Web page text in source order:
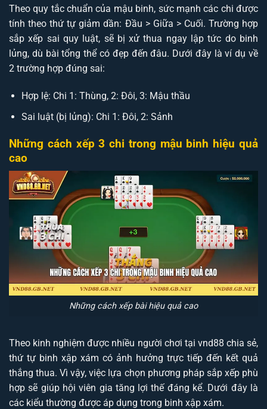
Theo quy tắc chuẩn của mậu binh, sức mạnh các chi được
tính theo thứ tự giảm dần: Đầu > Giữa > Cuối. Trường hợp
sắp xếp sai quy luật, sẽ bị xử thua ngay lập tức do binh
lủng, dù bài tổng thể có đẹp đến đâu. Dưới đây là ví dụ về
2 trường hợp đúng sai:
Hợp lệ: Chi 1: Thùng, 2: Đôi, 3: Mậu thầu
Sai luật (bị lủng): Chi 1: Đôi, 2: Sảnh
Những cách xếp 3 chi trong mậu binh hiệu quả
cao
Những cách xếp bài hiệu quả cao
Theo kinh nghiệm được nhiều người chơi tại vnd88 chia sẻ,
thứ tự binh xập xám có ảnh hưởng trực tiếp đến kết quả
thắng thua. Vì vậy, việc lựa chọn phương pháp sắp xếp phù
hợp sẽ giúp hội viên gia tăng lợi thế đáng kể. Dưới đây là
các kiểu thường được áp dụng trong binh xập xám.